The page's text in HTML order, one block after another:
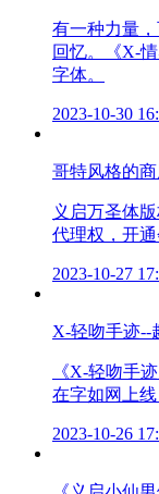
有一种力量
回忆。《X-
字体。
2023-10-30
哥特风格的
义启万圣体
代理权，开通
2023-10-27
X-轻吻手迹--
《X-轻吻手
在字如网上线
2023-10-26